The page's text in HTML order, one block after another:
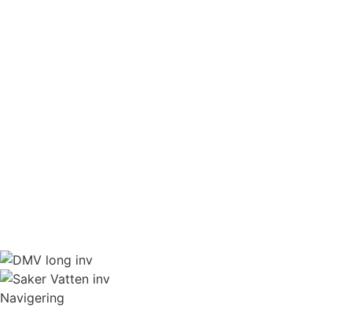
Navigering